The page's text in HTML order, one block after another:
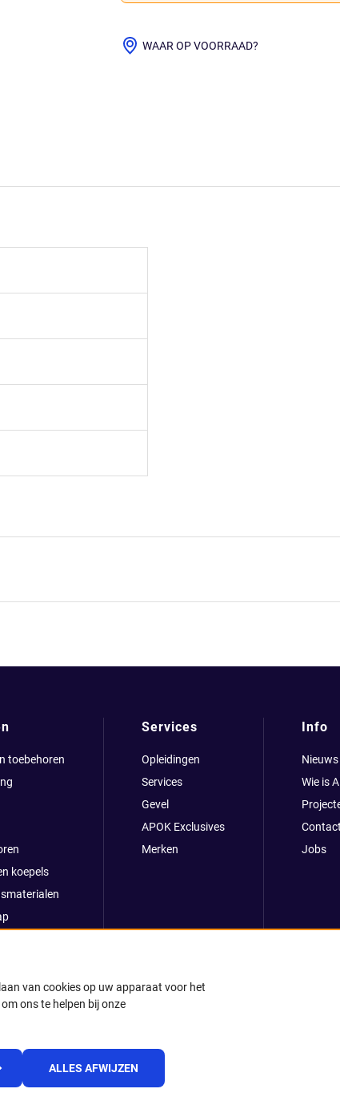
WAAR OP VOORRAAD?
van cookies op uw apparaat voor het
ons te helpen bij onze
ALLES AFWIJZEN
toebehoren
koepels
Services
Opleidingen
Services
Gevel
APOK Exclusives
Merken
Info
Nieuws
Wie is
Contact
Jobs